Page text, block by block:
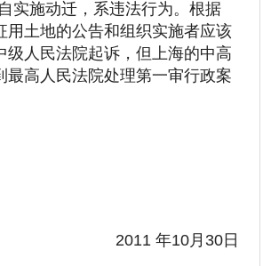
实施动迁，系违法行为。根据
用土地的公告和组织实施者应该
人民法院起诉，但上海的中高
高人民法院处理第一审行政案
2011 年10月30日